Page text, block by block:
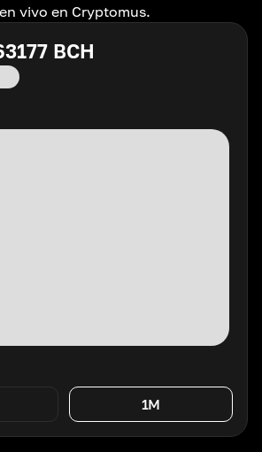
vivo en Cryptomus.
BCH
1M